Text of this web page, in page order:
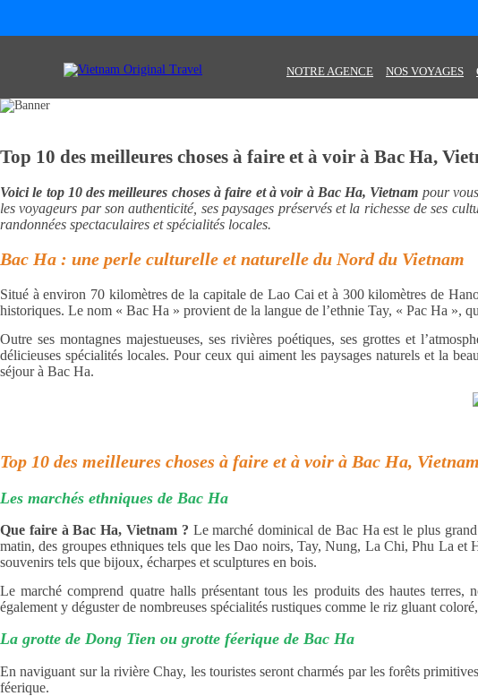
NOTRE AGENCE NOS VOYAGES
Top 10 des meilleures choses à faire et à voir à Bac Ha,
Voici le top 10 des meilleures choses à faire et à voir à Bac Ha, Vietnam pour
les voyageurs par son authenticité, ses paysages préservés et la richesse de ses
randonnées spectaculaires et spécialités locales.
Bac Ha : une perle culturelle et naturelle du Nord du Vietnam
Situé à environ 70 kilomètres de la capitale de Lao Cai et à 300 kilomètres de
historiques. Le nom « Bac Ha » provient de la langue de l’ethnie Tay, « Pac Ha »,
Outre ses montagnes majestueuses, ses rivières poétiques, ses grottes et
délicieuses spécialités locales. Pour ceux qui aiment les paysages naturels et la
séjour à Bac Ha.
Top 10 des meilleures choses à faire et à voir à Bac Ha, Vietnam
Les marchés ethniques de Bac Ha
Que faire à Bac Ha, Vietnam ? Le marché dominical de Bac Ha est le plus
matin, des groupes ethniques tels que les Dao noirs, Tay, Nung, La Chi, Phu La
souvenirs tels que bijoux, écharpes et sculptures en bois.
Le marché comprend quatre halls présentant tous les produits des hautes
également y déguster de nombreuses spécialités rustiques comme le riz gluant
La grotte de Dong Tien ou grotte féerique de Bac Ha
En naviguant sur la rivière Chay, les touristes seront charmés par les forêts
féerique.